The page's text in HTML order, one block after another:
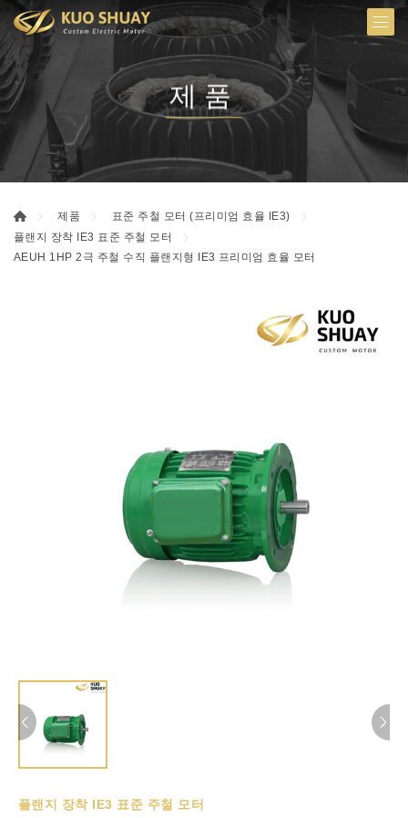
제품
제품
표준 주철 모터 (프리미엄 효율 IE3)
플랜지 장착 IE3 표준 주철 모터
AEUH 1HP 2극 주철 수직 플랜지형 IE3 프리미엄 효율 모터
플랜지 장착 IE3 표준 주철 모터